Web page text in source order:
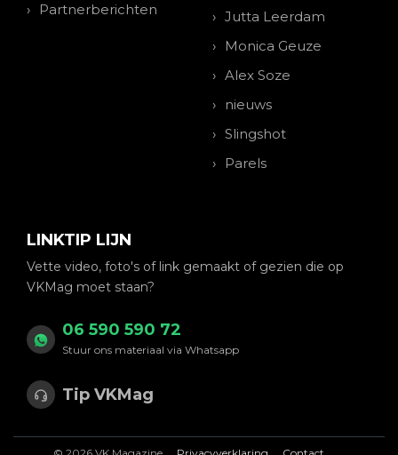
Partnerberichten
Jutta Leerdam
Monica Geuze
Alex Soze
nieuws
Slingshot
Parels
LINKTIP LIJN
Vette video, foto's of link gemaakt of gezien die op
VKMag moet staan?
06 590 590 72
Stuur ons materiaal via Whatsapp
Tip VKMag